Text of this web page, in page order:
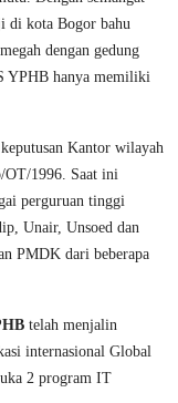
di kota Bogor bahu
dengan gedung
YPHB hanya memiliki
Kantor wilayah
OT/1996. Saat ini
perguruan tinggi
Unair, Unsoed dan
PMDK dari beberapa
telah menjalin
internasional Global
2 program IT